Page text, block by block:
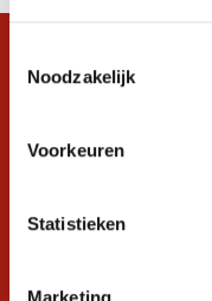
Noodzakelijk
Voorkeuren
Statistieken
Ontvang de